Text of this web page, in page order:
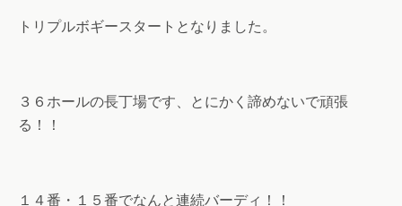
トリプルボギースタートとなりました。
３６ホールの長丁場です、とにかく諦めないで頑張
る！！
１４番・１５番でなんと連続バーディ！！